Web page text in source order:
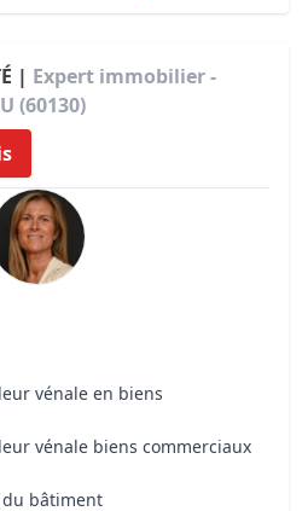
| Expert immobilier -
(60130)
vénale en biens
vénale biens commerciaux
du bâtiment